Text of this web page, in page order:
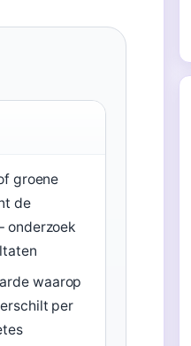
groene
de
onderzoek
waarop
per